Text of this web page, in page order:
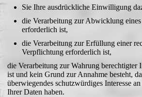
Sie Ihre ausdrückliche Einwilligung
die Verarbeitung zur Abwicklung
erforderlich ist,
die Verarbeitung zur Erfüllung einer
Verpflichtung erforderlich ist,
die Verarbeitung zur Wahrung berechtigter
ist und kein Grund zur Annahme besteht,
überwiegendes schutzwürdiges Interesse
Ihrer Daten haben.